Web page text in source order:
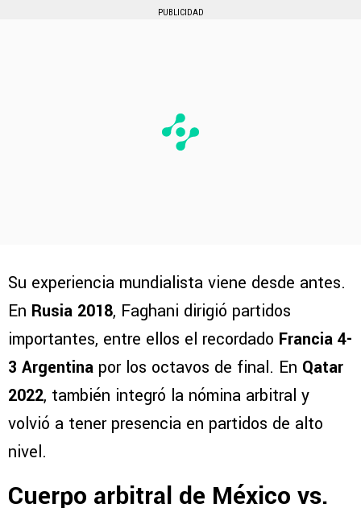
PUBLICIDAD
Su experiencia mundialista viene desde antes.
En Rusia 2018, Faghani dirigió partidos
importantes, entre ellos el recordado Francia 4-
3 Argentina por los octavos de final. En Qatar
2022, también integró la nómina arbitral y
volvió a tener presencia en partidos de alto
nivel.
Cuerpo arbitral de México vs.